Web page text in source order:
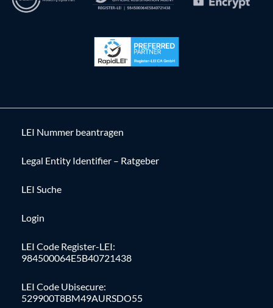
LEI Nummer beantragen
Legal Entity Identifier – Ratgeber
LEI Suche
Login
LEI Code Register-LEI:
984500064E5B40721438
LEI Code Ubisecure:
529900T8BM49AURSDO55